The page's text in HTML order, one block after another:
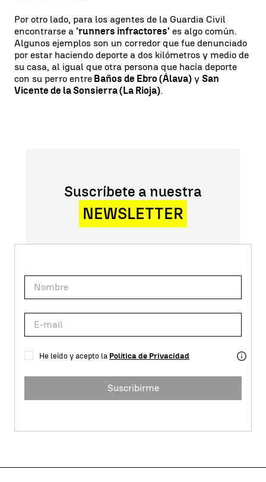
Por otro lado, para los agentes de la Guardia Civil
encontrarse a 'runners infractores' es algo común.
Algunos ejemplos son un corredor que fue denunciado
por estar haciendo deporte a dos kilómetros y medio de
su casa, al igual que otra persona que hacía deporte
con su perro entre Baños de Ebro (Álava) y San
Vicente de la Sonsierra (La Rioja).
Suscríbete a nuestra
NEWSLETTER
He leído y acepto la Política de Privacidad
Suscribirme